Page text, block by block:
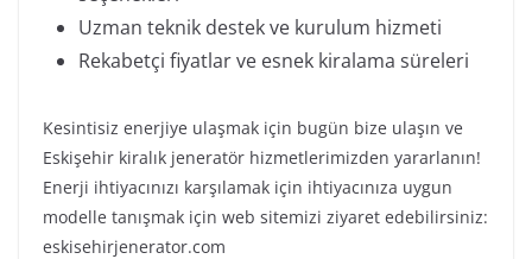
Uzman teknik destek ve kurulum hizmeti
Rekabetçi fiyatlar ve esnek kiralama süreleri
Kesintisiz enerjiye ulaşmak için bugün bize ulaşın ve
Eskişehir kiralık jeneratör hizmetlerimizden yararlanın!
Enerji ihtiyacınızı karşılamak için ihtiyacınıza uygun
modelle tanışmak için web sitemizi ziyaret edebilirsiniz:
eskisehirjenerator.com